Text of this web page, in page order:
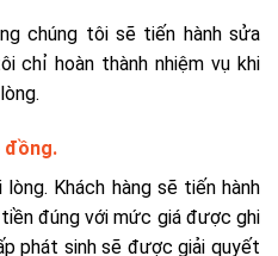
chúng tôi sẽ tiến hành sửa
chỉ hoàn thành nhiệm vụ khi
đồng.
Khách hàng sẽ tiến hành
đúng với mức giá được ghi
phát sinh sẽ được giải quyết